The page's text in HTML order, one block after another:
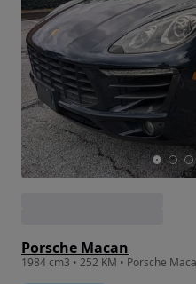
Porsche Macan
1984 cm3 • 252 KM • Porsche